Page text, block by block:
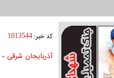
کد خبر: 1013544
آذربایجان شرقی »